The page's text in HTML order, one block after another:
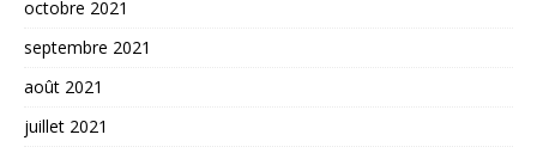
octobre 2021
septembre 2021
août 2021
juillet 2021